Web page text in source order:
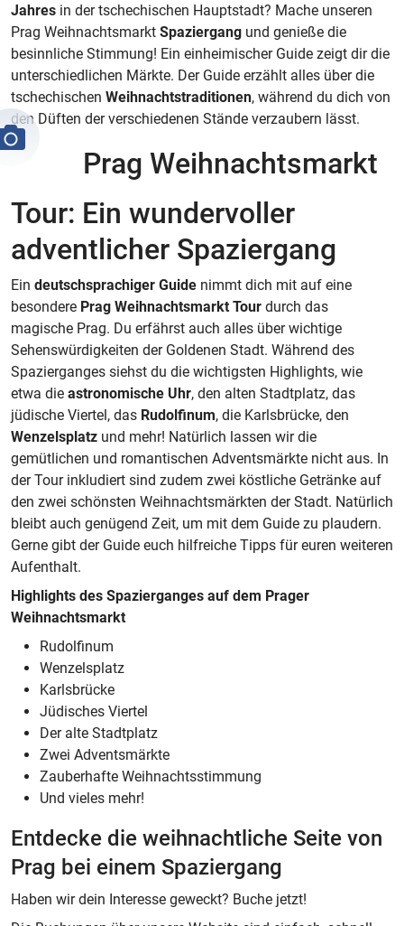
Jahres in der tschechischen Hauptstadt? Mache unseren
Prag Weihnachtsmarkt Spaziergang und genieße die
besinnliche Stimmung! Ein einheimischer Guide zeigt dir die
unterschiedlichen Märkte. Der Guide erzählt alles über die
tschechischen Weihnachtstraditionen, während du dich von
den Düften der verschiedenen Stände verzaubern lässt.
Prag Weihnachtsmarkt
Tour: Ein wundervoller
adventlicher Spaziergang
Ein deutschsprachiger Guide nimmt dich mit auf eine
besondere Prag Weihnachtsmarkt Tour durch das
magische Prag. Du erfährst auch alles über wichtige
Sehenswürdigkeiten der Goldenen Stadt. Während des
Spazierganges siehst du die wichtigsten Highlights, wie
etwa die astronomische Uhr, den alten Stadtplatz, das
jüdische Viertel, das Rudolfinum, die Karlsbrücke, den
Wenzelsplatz und mehr! Natürlich lassen wir die
gemütlichen und romantischen Adventsmärkte nicht aus. In
der Tour inkludiert sind zudem zwei köstliche Getränke auf
den zwei schönsten Weihnachtsmärkten der Stadt. Natürlich
bleibt auch genügend Zeit, um mit dem Guide zu plaudern.
Gerne gibt der Guide euch hilfreiche Tipps für euren weiteren
Aufenthalt.
Highlights des Spazierganges auf dem Prager
Weihnachtsmarkt
Rudolfinum
Wenzelsplatz
Karlsbrücke
Jüdisches Viertel
Der alte Stadtplatz
Zwei Adventsmärkte
Zauberhafte Weihnachtsstimmung
Und vieles mehr!
Entdecke die weihnachtliche Seite von
Prag bei einem Spaziergang
Haben wir dein Interesse geweckt? Buche jetzt!